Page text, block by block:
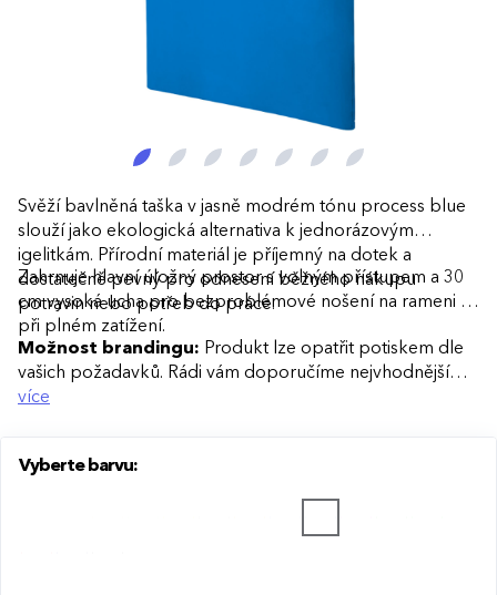
Svěží bavlněná taška v jasně modrém tónu process blue
slouží jako ekologická alternativa k jednorázovým
igelitkám. Přírodní materiál je příjemný na dotek a
dostatečně pevný pro odnesení běžného nákupu
potravin nebo potřeb do práce.
Zahrnuje hlavní úložný prostor s volným přístupem a 30
cm vysoká ucha pro bezproblémové nošení na rameni i
při plném zatížení.
Možnost brandingu: Produkt lze opatřit potiskem dle
vašich požadavků. Rádi vám doporučíme nejvhodnější
technologii potisku s ohledem na design i váš rozpočet.
více
Vyberte barvu: